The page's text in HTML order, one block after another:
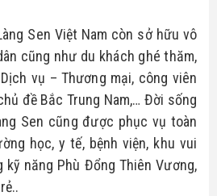
Sen Việt Nam còn sở hữu vô
cũng như du khách ghé thăm,
vụ – Thương mại, công viên
đề Bắc Trung Nam,… Đời sống
Sen cũng được phục vụ toàn
học, y tế, bệnh viện, khu vui
năng Phù Đổng Thiên Vương,